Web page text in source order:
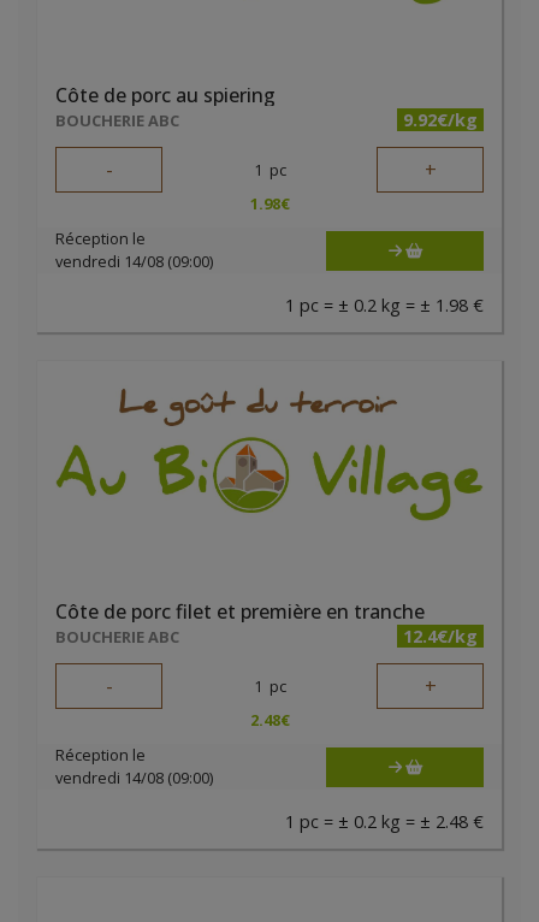
Côte de porc au spiering
BOUCHERIE ABC 9.92€/kg
- 1 pc +
1.98€
Réception le
vendredi 14/08 (09:00)
1 pc = ± 0.2 kg = ± 1.98 €
Côte de porc filet et première en tranche
BOUCHERIE ABC 12.4€/kg
- 1 pc +
2.48€
Réception le
vendredi 14/08 (09:00)
1 pc = ± 0.2 kg = ± 2.48 €